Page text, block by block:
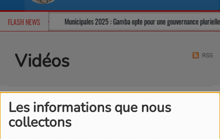
Les informations que nous
collectons
FLASH NEWS
climat tendu Municipales 2025 : Gamba opte pour une gouvernance
Vidéos RSS